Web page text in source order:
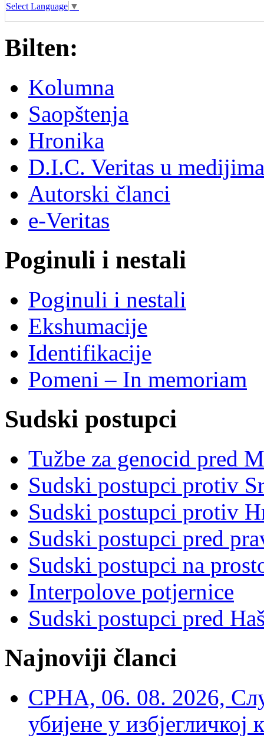
Select Language ▼
Bilten:
Kolumna
Saopštenja
Hronika
D.I.C. Veritas u medijima
Autorski članci
e-Veritas
Poginuli i nestali
Poginuli i nestali
Ekshumacije
Identifikacije
Pomeni – In memoriam
Sudski postupci
Tužbe za genocid pred
Sudski postupci protiv
Sudski postupci protiv
Sudski postupci pred
Sudski postupci na
Interpolove potjernice
Sudski postupci pred
Najnoviji članci
СРНА, 06. 08. 2026,
убијене у избјегличкој